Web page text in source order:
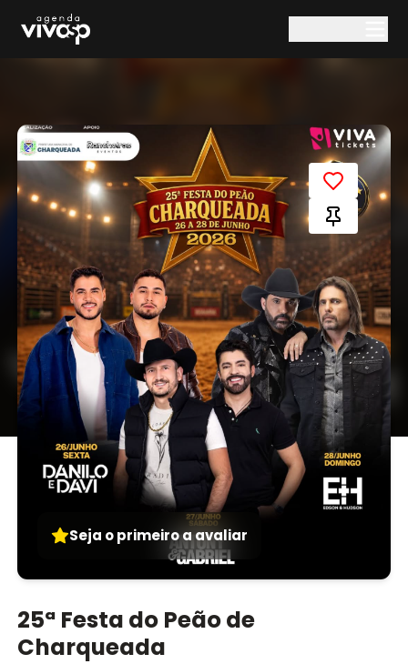
Seja o primeiro a avaliar
25ª Festa do Peão de
Charqueada